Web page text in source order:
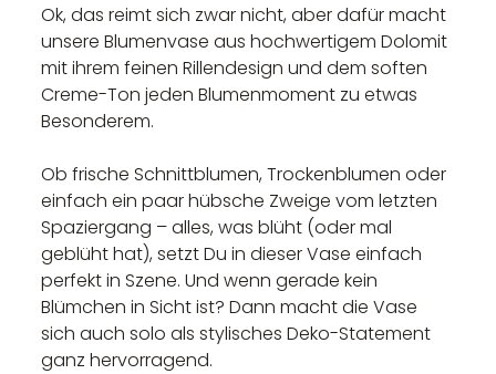
Ok, das reimt sich zwar nicht, aber dafür macht
unsere Blumenvase aus hochwertigem Dolomit
mit ihrem feinen Rillendesign und dem soften
Creme-Ton jeden Blumenmoment zu etwas
Besonderem.
Ob frische Schnittblumen, Trockenblumen oder
einfach ein paar hübsche Zweige vom letzten
Spaziergang – alles, was blüht (oder mal
geblüht hat), setzt Du in dieser Vase einfach
perfekt in Szene. Und wenn gerade kein
Blümchen in Sicht ist? Dann macht die Vase
sich auch solo als stylisches Deko-Statement
ganz hervorragend.